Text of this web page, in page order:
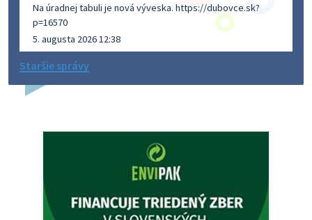
Na úradnej tabuli je nová výveska. https://dubovce.sk?
p=16570
5. augusta 2026 12:38
Dovolenka - MUDr. Marián Sivoň
budeZATVORENÁ z dôvodu čerpania dovolenky. Akútne
prípady bude riešiť MUDr.Fisch…
Zajtrajší zvoz odpadu
Staršie správy